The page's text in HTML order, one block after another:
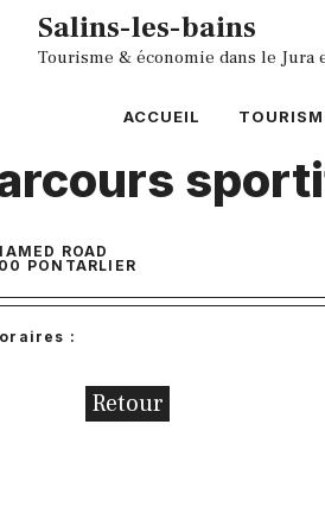
AllerSalins-les-bains
Tourisme & économie dans le Jura
ACCUEIL
ROAD
PONTARLIER
:
Retour